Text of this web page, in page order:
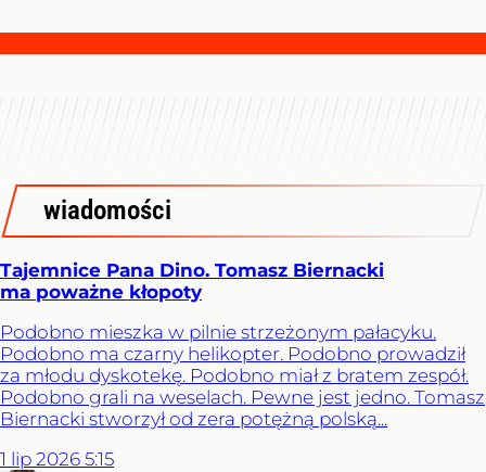
wiadomości
Tajemnice Pana Dino. Tomasz Biernacki
ma poważne kłopoty
Podobno mieszka w pilnie strzeżonym pałacyku.
Podobno ma czarny helikopter. Podobno prowadził
za młodu dyskotekę. Podobno miał z bratem zespół.
Podobno grali na weselach. Pewne jest jedno. Tomasz
Biernacki stworzył od zera potężną polską...
1 lip 2026 5:15